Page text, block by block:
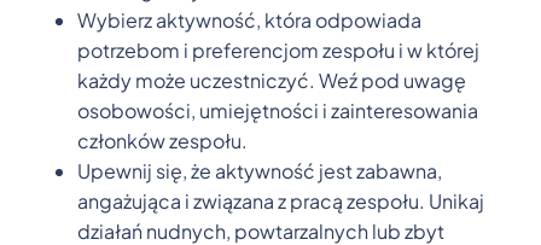
Wybierz aktywność, która odpowiada
potrzebom i preferencjom zespołu i w której
każdy może uczestniczyć. Weź pod uwagę
osobowości, umiejętności i zainteresowania
członków zespołu.
Upewnij się, że aktywność jest zabawna,
angażująca i związana z pracą zespołu. Unikaj
działań nudnych, powtarzalnych lub zbyt